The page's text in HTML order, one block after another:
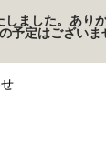
しました。あり
予定はございま